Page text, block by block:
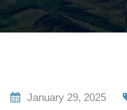
January 29, 2025